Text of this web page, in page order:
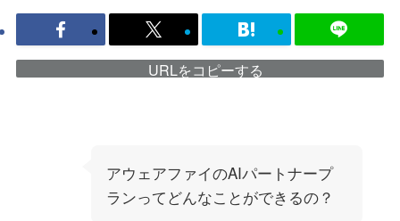
URLをコピーする
アウェアファイのAIパートナープ
ランってどんなことができるの？